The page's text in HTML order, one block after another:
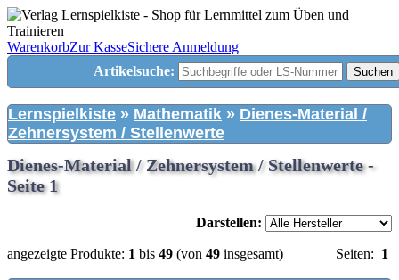
WarenkorbZur KasseSichere Anmeldung
Artikelsuche:
Suchen
Lernspielkiste » Mathematik » Dienes-Material /
Zehnersystem / Stellenwerte
Dienes-Material / Zehnersystem / Stellenwerte -
Seite 1
Darstellen:
Seiten: 1
angezeigte Produkte: 1 bis 49 (von 49 insgesamt)